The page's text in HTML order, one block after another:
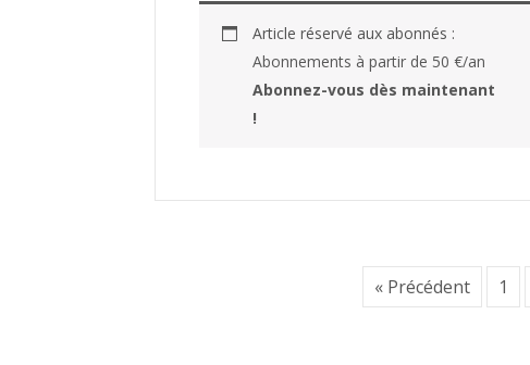
Article réservé aux abonnés :
Abonnements à partir de 50 €/an
Abonnez-vous dès maintenant
!
« Précédent 1